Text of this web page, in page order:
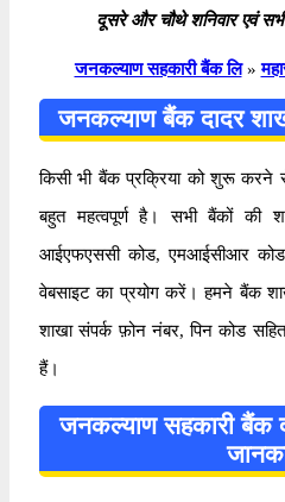
दूसरे और चौथे शनिवार एवं
जनकल्याण सहकारी बैंक लि »
जनकल्याण बैंक दादर
किसी भी बैंक प्रक्रिया को शुरू करने
बहुत महत्वपूर्ण है। सभी बैंकों की
आईएफएससी कोड, एमआईसीआर
वेबसाइट का प्रयोग करें। हमने बैंक
शाखा संपर्क फ़ोन नंबर, पिन कोड
हैं।
जनकल्याण सहकारी बैंक